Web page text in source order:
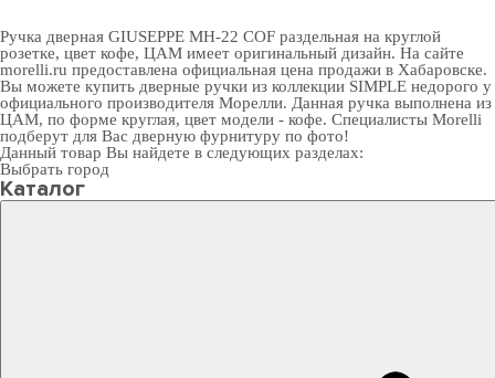
Ручка дверная GIUSEPPE MH-22 COF раздельная на круглой
розетке, цвет кофе, ЦАМ имеет оригинальный дизайн. На сайте
morelli.ru предоставлена официальная цена продажи в Хабаровске.
Вы можете купить дверные ручки из коллекции SIMPLE недорого у
официального производителя Морелли. Данная ручка выполнена из
ЦАМ, по форме круглая, цвет модели - кофе. Специалисты Morelli
подберут для Вас дверную фурнитуру по фото!
Данный товар Вы найдете в следующих разделах:
Выбрать город
Каталог